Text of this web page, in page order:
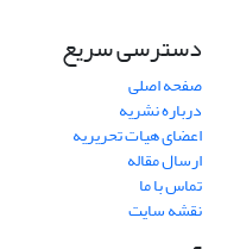
دسترسی سریع
صفحه اصلی
درباره نشریه
اعضای هیات تحریریه
ارسال مقاله
تماس با ما
نقشه سایت